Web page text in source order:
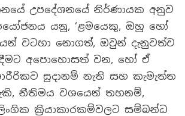
උපදේශනයේ නිර්ණායක අනුව
යනු, ‘ළමයෙකු, ඔහු හෝ
වටහා නොගත්, ඔවුන් දැනුවත්ව
දීමට අපොහොසත් වන, හෝ ඒ
සුදානම් නැති සහ කැමැත්ත
නීතිමය වශයෙන් තහනම්,
ක්‍රියාකාරකම්වලට සම්බන්ධ